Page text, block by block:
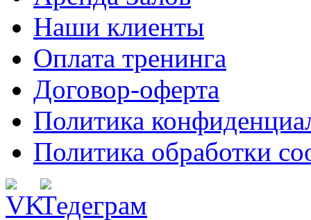
Наши клиенты
Оплата тренинга
Договор-оферта
Политика
Политика обработки